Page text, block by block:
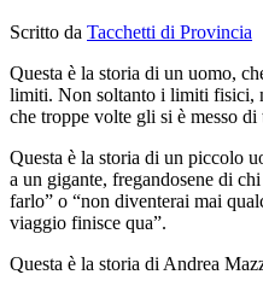
Scritto da Tacchetti di Provincia
Questa è la storia di un uomo,
limiti. Non soltanto i limiti fisici,
che troppe volte gli si è messo di
Questa è la storia di un piccolo
a un gigante, fregandosene di
farlo” o “non diventerai mai
viaggio finisce qua”.
Questa è la storia di Andrea